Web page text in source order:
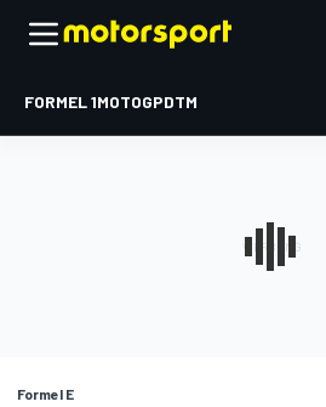
FORMEL 1MOTOGPDTM
Formel E